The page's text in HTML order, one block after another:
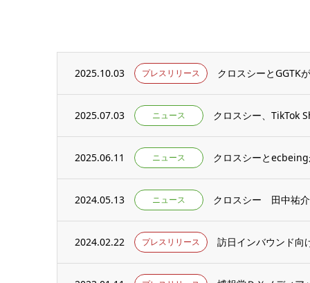
2025.10.03 プレスリリース クロスシーとGGTK
2025.07.03 ニュース クロスシー、TikTok
2025.06.11 ニュース クロスシーと
2024.05.13 ニュース
2024.02.22 プレスリリース